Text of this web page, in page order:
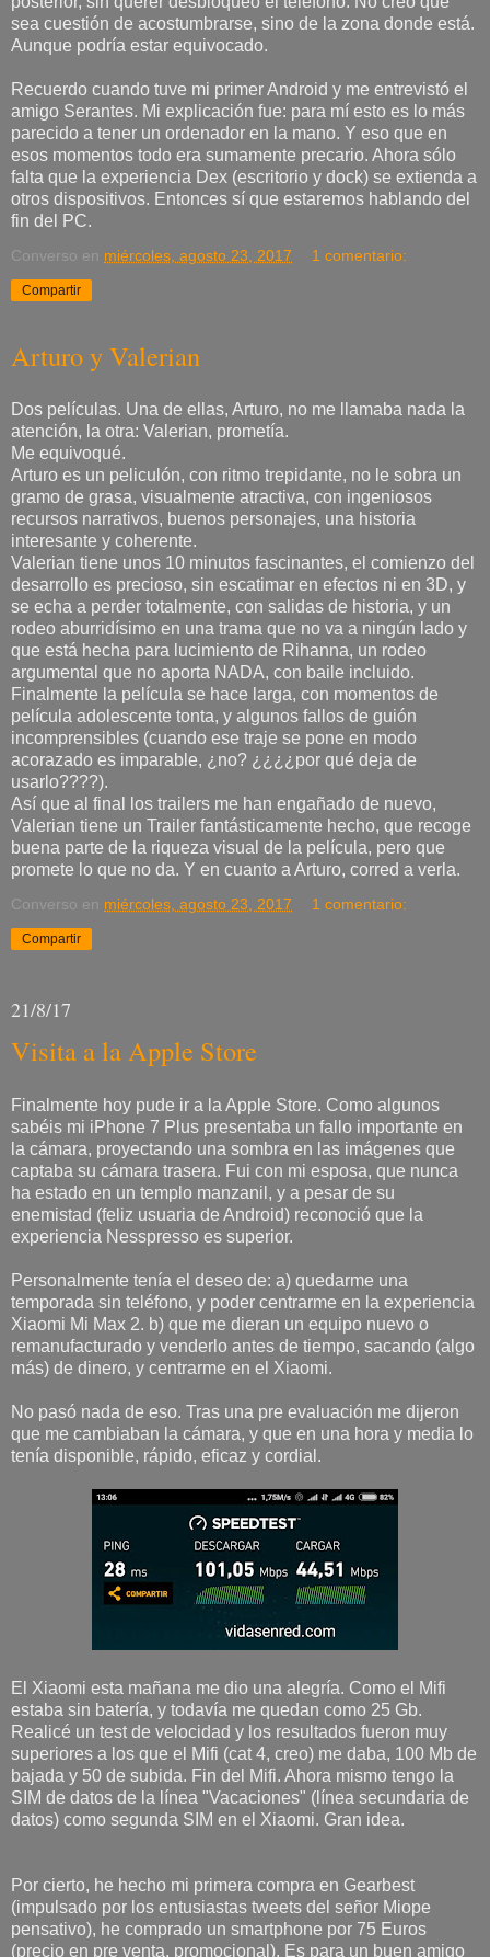
sea cuestión de acostumbrarse, sino de la zona donde está.
Aunque podría estar equivocado.
Recuerdo cuando tuve mi primer Android y me entrevistó el
amigo Serantes. Mi explicación fue: para mí esto es lo más
parecido a tener un ordenador en la mano. Y eso que en
esos momentos todo era sumamente precario. Ahora sólo
falta que la experiencia Dex (escritorio y dock) se extienda a
otros dispositivos. Entonces sí que estaremos hablando del
fin del PC.
Converso en miércoles, agosto 23, 2017 1 comentario:
Compartir
Arturo y Valerian
Dos películas. Una de ellas, Arturo, no me llamaba nada la
atención, la otra: Valerian, prometía.
Me equivoqué.
Arturo es un peliculón, con ritmo trepidante, no le sobra un
gramo de grasa, visualmente atractiva, con ingeniosos
recursos narrativos, buenos personajes, una historia
interesante y coherente.
Valerian tiene unos 10 minutos fascinantes, el comienzo del
desarrollo es precioso, sin escatimar en efectos ni en 3D, y
se echa a perder totalmente, con salidas de historia, y un
rodeo aburridísimo en una trama que no va a ningún lado y
que está hecha para lucimiento de Rihanna, un rodeo
argumental que no aporta NADA, con baile incluido.
Finalmente la película se hace larga, con momentos de
película adolescente tonta, y algunos fallos de guión
incomprensibles (cuando ese traje se pone en modo
acorazado es imparable, ¿no? ¿¿¿¿por qué deja de
usarlo????).
Así que al final los trailers me han engañado de nuevo,
Valerian tiene un Trailer fantásticamente hecho, que recoge
buena parte de la riqueza visual de la película, pero que
promete lo que no da. Y en cuanto a Arturo, corred a verla.
Converso en miércoles, agosto 23, 2017 1 comentario:
Compartir
21/8/17
Visita a la Apple Store
Finalmente hoy pude ir a la Apple Store. Como algunos
sabéis mi iPhone 7 Plus presentaba un fallo importante en
la cámara, proyectando una sombra en las imágenes que
captaba su cámara trasera. Fui con mi esposa, que nunca
ha estado en un templo manzanil, y a pesar de su
enemistad (feliz usuaria de Android) reconoció que la
experiencia Nesspresso es superior.
Personalmente tenía el deseo de: a) quedarme una
temporada sin teléfono, y poder centrarme en la experiencia
Xiaomi Mi Max 2. b) que me dieran un equipo nuevo o
remanufacturado y venderlo antes de tiempo, sacando (algo
más) de dinero, y centrarme en el Xiaomi.
No pasó nada de eso. Tras una pre evaluación me dijeron
que me cambiaban la cámara, y que en una hora y media lo
tenía disponible, rápido, eficaz y cordial.
El Xiaomi esta mañana me dio una alegría. Como el Mifi
estaba sin batería, y todavía me quedan como 25 Gb.
Realicé un test de velocidad y los resultados fueron muy
superiores a los que el Mifi (cat 4, creo) me daba, 100 Mb de
bajada y 50 de subida. Fin del Mifi. Ahora mismo tengo la
SIM de datos de la línea "Vacaciones" (línea secundaria de
datos) como segunda SIM en el Xiaomi. Gran idea.
Por cierto, he hecho mi primera compra en Gearbest
(impulsado por los entusiastas tweets del señor Miope
pensativo), he comprado un smartphone por 75 Euros
(precio en pre venta, promocional). Es para un buen amigo